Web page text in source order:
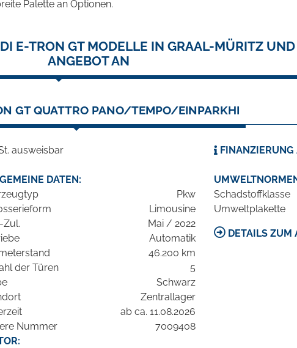
Palette an Optionen.
E-TRON GT MODELLE IN GRAAL-MÜRITZ
ANGEBOT AN
GT QUATTRO PANO/TEMPO/EINPARKHI
ausweisbar
DATEN:
Pkw
Limousine
Zul.
Mai / 2022
Automatik
46.200 km
der Türen
5
Schwarz
Zentrallager
ab ca. 11.08.2026
Nummer
7009408
Schadstoffklasse
Umweltplakette
DETAILS ZUM